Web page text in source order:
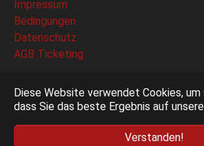
Diese Website verwendet Cookies,
dass Sie das beste Ergebnis auf
Verstanden!
Impressum
Bedingungen
Datenschutz
AGB Ticketing
53117 Bonn